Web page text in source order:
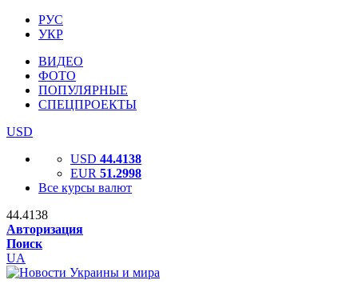
РУС
УКР
ВИДЕО
ФОТО
ПОПУЛЯРНЫЕ
СПЕЦПРОЕКТЫ
USD
USD 44.4138
EUR 51.2998
Все курсы валют
44.4138
Авторизация
Поиск
UA